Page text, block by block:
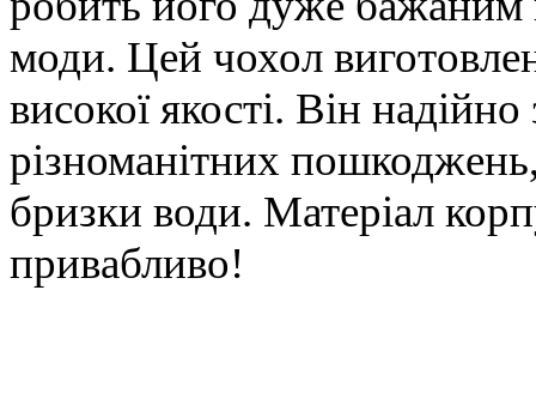
моди. Цей чохол
високої якості. Він
різноманітних
бризки води. Матеріал
привабливо!